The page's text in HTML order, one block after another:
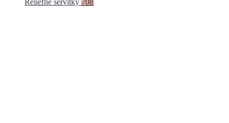
Reliéfne servítky 708